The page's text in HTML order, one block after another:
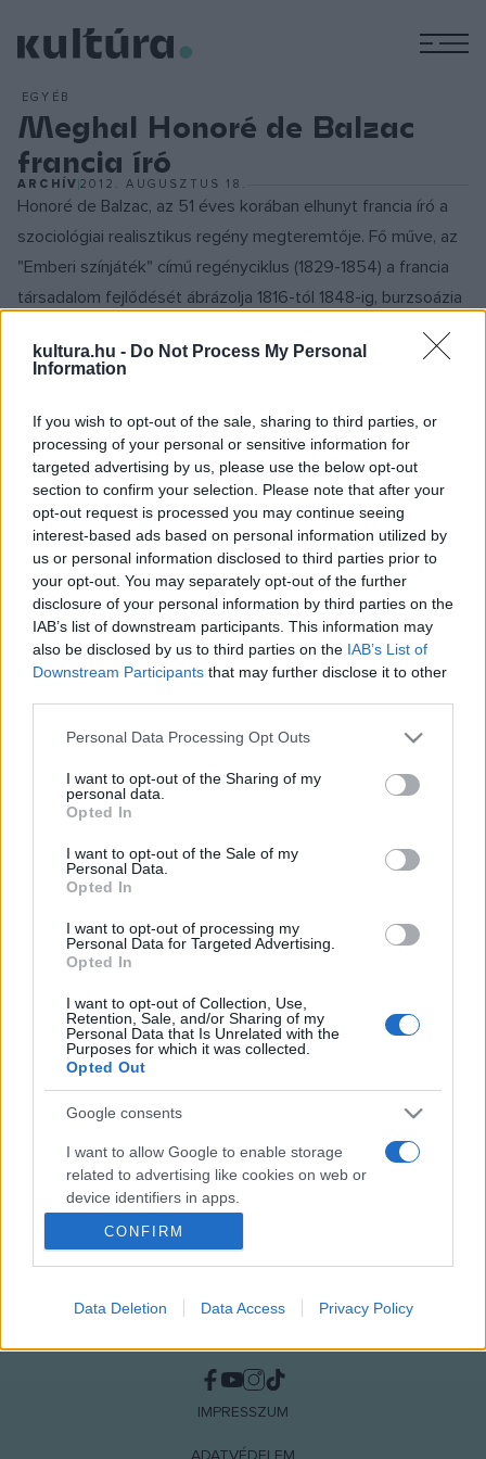
kultura.hu - Do Not Process My Personal
Information
If you wish to opt-out of the sale, sharing to third parties, or
processing of your personal or sensitive information for
targeted advertising by us, please use the below opt-out
section to confirm your selection. Please note that after your
opt-out request is processed you may continue seeing
interest-based ads based on personal information utilized by
us or personal information disclosed to third parties prior to
your opt-out. You may separately opt-out of the further
disclosure of your personal information by third parties on the
IAB’s list of downstream participants. This information may
also be disclosed by us to third parties on the IAB’s List of
Downstream Participants that may further disclose it to other
Please note that this website/app uses one or more Google
not limited to your visit or usage behaviour. You may click to
grant or deny consent to Google and its third-party tags to
use your data for below specified purposes in below Google
consent section.
Personal Data Processing Opt Outs
I want to opt-out of the Sharing of my
personal data.
Opted In
I want to opt-out of the Sale of my
Personal Data.
Opted In
I want to opt-out of processing my
Personal Data for Targeted Advertising.
Opted In
I want to opt-out of Collection, Use,
Retention, Sale, and/or Sharing of my
Personal Data that Is Unrelated with the
Purposes for which it was collected.
Opted Out
Google consents
I want to allow Google to enable storage
related to advertising like cookies on web or
device identifiers in apps.
I want to allow my user data to be sent to
Google for online advertising purposes.
I want to allow Google to send me
I want to allow Google to enable storage
device identifiers in apps.
CONFIRM
Data Deletion Data Access Privacy Policy
EGYÉB
Meghal Honoré de Balzac
francia író
ARCHÍV2012. AUGUSZTUS 18.
Honoré de Balzac, az 51 éves korában elhunyt francia író a
szociológiai realisztikus regény megteremtője. Fő műve, az
"Emberi színjáték" című regényciklus (1829-1854) a francia
társadalom fejlődését ábrázolja 1816-tól 1848-ig, burzsoázia
felemelkedését, a kapitalista rendszer kialakulását, annak
pénz és nyereség utáni hajszáját. Balzac alakjait
jelentőségük mégis abban rejlik, hogy különböző szociális
csoportok képviselői és a társadalmi osztályok közötti
ellentétek hordozói. Balzac a modern kapitalizmust elemzi,
amelyet a társadalom betegségének, de egyben
feltartóztathatatlannak is tart; bemutatja, hogyan mérgezi
meg a vagyon és a birtoklási törekvés az emberi
kapcsolatokat, hogy zülleszti üzletté a szerelmet, és hogyan
idegeníti el az egyént saját magától. Balzac szomorúan veszi
tudomásul a régi hierarchikus királyság, a nemesség és az
le esztéták "a realizmus győzelmé"-nek szabályát, azaz a
művész politikai elveinek is ellentmondhat, amikor a
valóságot ábrázolj.
MEGOSZTÁS
NÉPI
IMPRESSZUM
ADATVÉDELEM